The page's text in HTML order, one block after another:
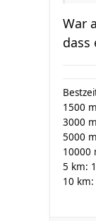
War
dass
1500
3000
5000
10000
5 km:
10